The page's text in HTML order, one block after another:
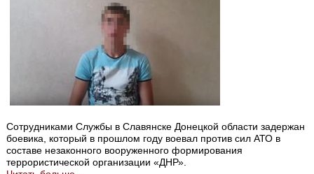
Сотрудниками Службы в Славянске Донецкой области задержан
боевика, который в прошлом году воевал против сил АТО в
составе незаконного вооруженного формирования
террористической организации «ДНР».